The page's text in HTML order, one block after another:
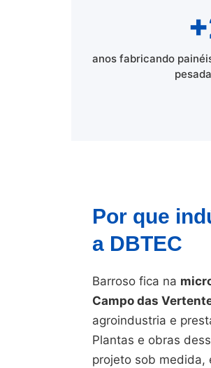
anos fabricando
Por que
a DBTEC
Barroso fica na
Campo das
agroindustria e
Plantas e obras
projeto sob medida,